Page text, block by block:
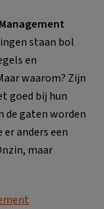
staan bol
en
waarom? Zijn
goed bij hun
de gaten worden
anders een
maar